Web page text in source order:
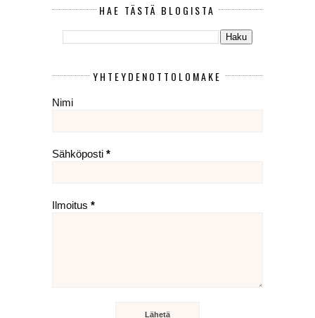
HAE TÄSTÄ BLOGISTA
YHTEYDENOTTOLOMAKE
Nimi
Sähköposti *
Ilmoitus *